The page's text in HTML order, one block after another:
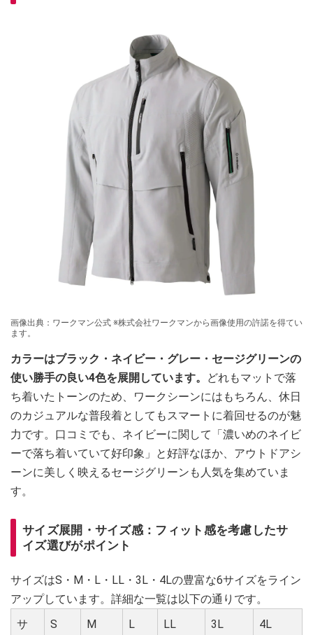
画像出典：ワークマン公式 ※株式会社ワークマンから画像使用の許諾を得てい
ます。
カラーはブラック・ネイビー・グレー・セージグリーンの
使い勝手の良い4色を展開しています。
どれもマットで落
ち着いたトーンのため、ワークシーンにはもちろん、休日
のカジュアルな普段着としてもスマートに着回せるのが魅
力です。口コミでも、ネイビーに関して「濃いめのネイビ
ーで落ち着いていて好印象」と好評なほか、アウトドアシ
ーンに美しく映えるセージグリーンも人気を集めていま
す。
サイズ展開・サイズ感：フィット感を考慮したサ
イズ選びがポイント
サイズはS・M・L・LL・3L・4Lの豊富な6サイズをライン
アップしています。詳細な一覧は以下の通りです。
サ
S M L LL 3L 4L